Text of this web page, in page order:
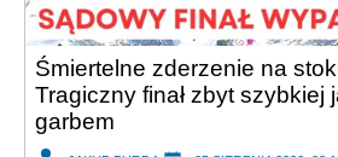
Śmiertelne zderzenie na
Tragiczny finał zbyt szybkiej
garbem